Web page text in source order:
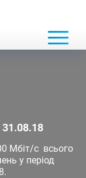
Мбіт/с всього
у період